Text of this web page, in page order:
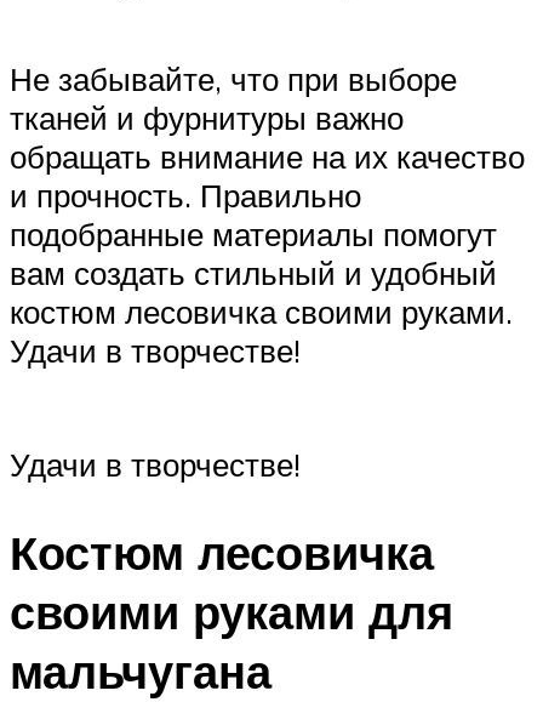
Не забывайте, что при выборе
тканей и фурнитуры важно
обращать внимание на их качество
и прочность. Правильно
подобранные материалы помогут
вам создать стильный и удобный
костюм лесовичка своими руками.
Удачи в творчестве!
Удачи в творчестве!
Костюм лесовичка
своими руками для
мальчугана